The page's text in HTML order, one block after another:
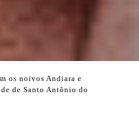
os noivos Andiara e
de Santo Antônio do